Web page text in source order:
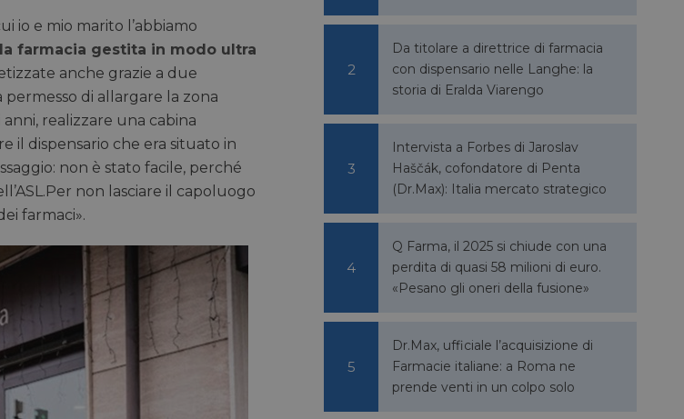
io e mio marito l’abbiamo
farmacia gestita in modo ultra
anche grazie a due
di allargare la zona
realizzare una cabina
il dispensario che era situato in
non è stato facile, perché
non lasciare il capoluogo
farmaci».
Da titolare a direttrice di farmacia
con dispensario nelle Langhe: la
storia di Eralda Viarengo
Intervista a Forbes di Jaroslav
Haščák, cofondatore di Penta
(Dr.Max): Italia mercato strategico
Q Farma, il 2025 si chiude con una
perdita di quasi 58 milioni di euro.
«Pesano gli oneri della fusione»
Dr.Max, ufficiale l’acquisizione di
Farmacie italiane: a Roma ne
prende venti in un colpo solo